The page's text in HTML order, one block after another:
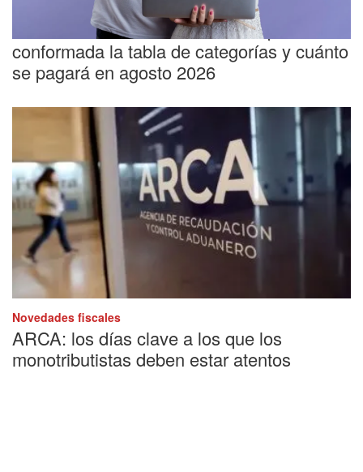
Novedades fiscales
ARCA: los detalles sobre cómo quedó
conformada la tabla de categorías y cuánto
se pagará en agosto 2026
Novedades fiscales
ARCA: los días clave a los que los
monotributistas deben estar atentos